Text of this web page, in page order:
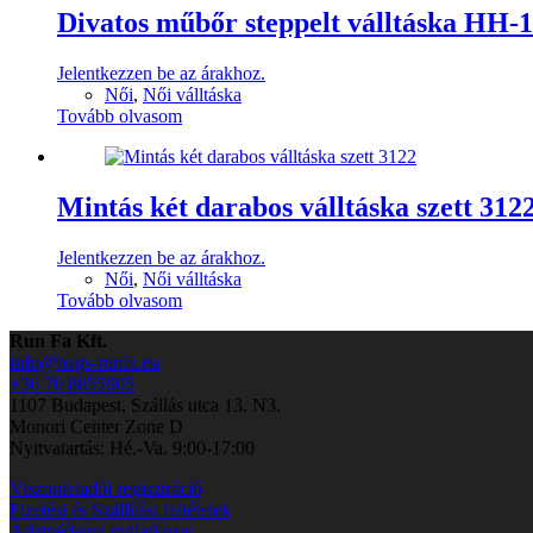
Divatos műbőr steppelt válltáska HH-
Jelentkezzen be az árakhoz.
Női, Női válltáska
Tovább olvasom
Mintás két darabos válltáska szett
Jelentkezzen be az árakhoz.
Női, Női válltáska
Tovább olvasom
Run Fa Kft.
info@bags-runfa.eu
+36 70 8855905
1107 Budapest, Szállás utca 13. N3.
Monori Center Zone D
Nyitvatartás: Hé.-Va. 9:00-17:00
Viszonteladói regisztráció
Fizetési és Szállítási feltételek